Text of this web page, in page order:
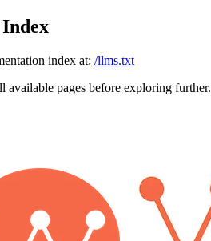
index at: /llms.txt
available pages before exploring further.